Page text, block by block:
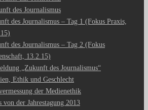
des Journalismus
des Journalismus – Tag 1 (Fokus Praxis,
des Journalismus – Tag 2 (Fokus
13.2.15)
„Zukunft des Journalismus“
Ethik und Geschlecht
der Medienethik
von der Jahrestagung 2013